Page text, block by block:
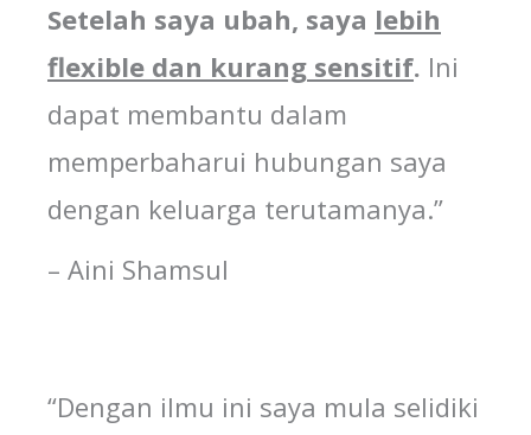
Setelah saya ubah, saya lebih
flexible dan kurang sensitif. Ini
dapat membantu dalam
memperbaharui hubungan saya
dengan keluarga terutamanya.”
– Aini Shamsul
“Dengan ilmu ini saya mula selidiki